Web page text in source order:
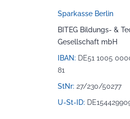
Sparkasse Berlin
BITEG Bildungs- &
Gesellschaft mbH
IBAN: DE51 1005
81
StNr: 27/230/50277
U-St-ID: